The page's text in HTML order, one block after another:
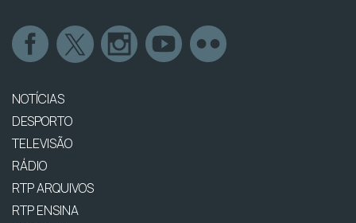
NOTÍCIAS
DESPORTO
TELEVISÃO
RÁDIO
RTP ARQUIVOS
RTP ENSINA